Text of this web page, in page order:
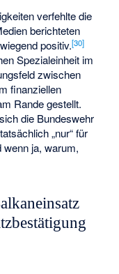
verfehlte die
berichteten
positiv.[30]
Spezialeinheit im
zwischen
finanziellen
Rande gestellt.
die Bundeswehr
„nur“ für
wenn ja, warum,